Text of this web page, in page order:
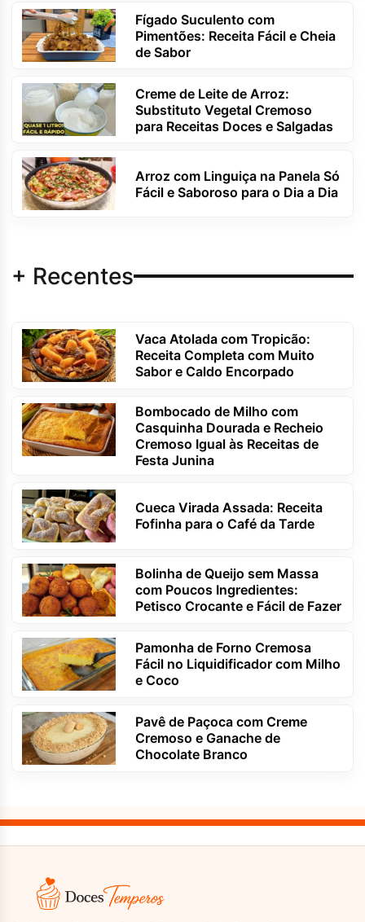
Fígado Suculento com
Pimentões: Receita Fácil e Cheia
de Sabor
Creme de Leite de Arroz:
Substituto Vegetal Cremoso
para Receitas Doces e Salgadas
Arroz com Linguiça na Panela Só
Fácil e Saboroso para o Dia a Dia
+ Recentes
Vaca Atolada com Tropicão:
Receita Completa com Muito
Sabor e Caldo Encorpado
Bombocado de Milho com
Casquinha Dourada e Recheio
Cremoso Igual às Receitas de
Festa Junina
Cueca Virada Assada: Receita
Fofinha para o Café da Tarde
Bolinha de Queijo sem Massa
com Poucos Ingredientes:
Petisco Crocante e Fácil de Fazer
Pamonha de Forno Cremosa
Fácil no Liquidificador com Milho
e Coco
Pavê de Paçoca com Creme
Cremoso e Ganache de
Chocolate Branco